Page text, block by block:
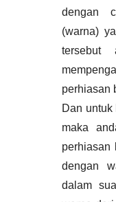
dengan
(warna)
tersebut
perhiasan
Dan
maka
perhiasan
dengan
dalam